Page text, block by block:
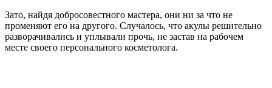
Зато, найдя добросовестного мастера, они ни за что не
променяют его на другого. Случалось, что акулы решительно
разворачивались и уплывали прочь, не застав на рабочем
месте своего персонального косметолога.